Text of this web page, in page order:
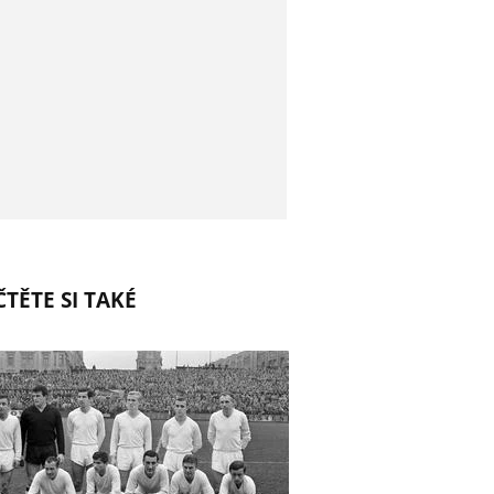
SI TAKÉ